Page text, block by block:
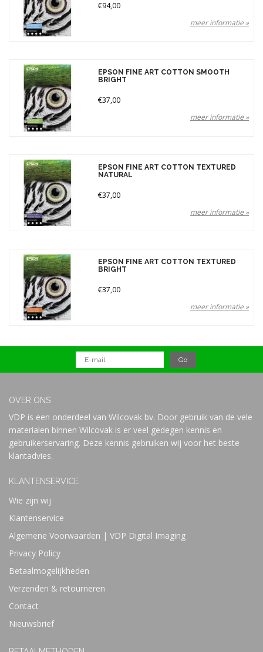
€94,00
meer informatie »
EPSON FINE ART COTTON SMOOTH
BRIGHT
€37,00
meer informatie »
EPSON FINE ART COTTON TEXTURED
NATURAL
€37,00
meer informatie »
EPSON FINE ART COTTON TEXTURED
BRIGHT
€37,00
meer informatie »
OVER ONS
VDP is een onderdeel van Wilcovak bv. Door gebruik van de vele
materialen binnen Wilcovak is er veel gedegen kennis en
gebruikerservaring. Deze kennis gebruiken wij voor het beste
klantadvies.
KLANTENSERVICE
Wie zijn wij
Klantenservice
Algemene Voorwaarden | VDP Digital Imaging
Privacy Policy
Betaalmogelijkheden
Verzenden & retourneren
Contact
Nieuwsbrief